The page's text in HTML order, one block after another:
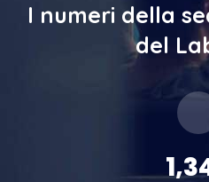
I numeri della
del